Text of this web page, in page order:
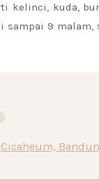
kelinci, kuda,
9